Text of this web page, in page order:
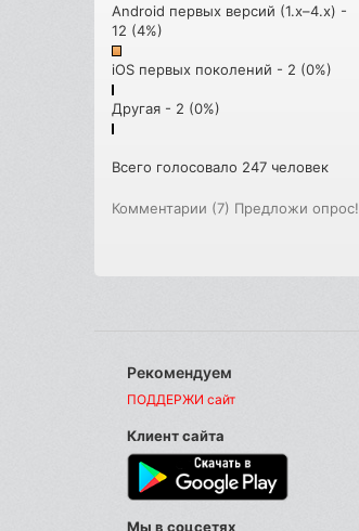
Android первых версий (1.x–4.x) -
12 (4%)
iOS первых поколений - 2 (0%)
Другая - 2 (0%)
Всего голосовало 247 человек
Комментарии (7) Предложи опрос!
Рекомендуем
ПОДДЕРЖИ сайт
Клиент сайта
Мы в соцсетях